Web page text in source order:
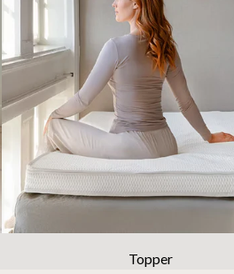
Topper